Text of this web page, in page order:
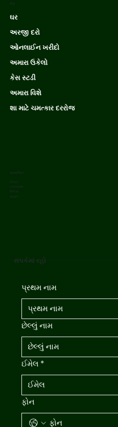
સંપર્કમાં રહો
પ્રથમ નામ
છેલ્લું નામ
ઈમેલ *
ફોન
મેનુ
ઘર
અરજી દરો
ઓનલાઈન ખરીદો
અમારા ઉકેલો
કેસ સ્ટડી
અમારા વિશે
શા માટે ચમત્કાર દરરોજ
સામાજિક
ફેસબુક
ઇન્સ્ટાગ્રામ
લિંક્ડિન
યુટ્યુબ